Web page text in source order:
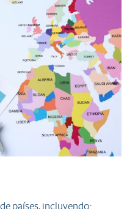
países, incluyendo: